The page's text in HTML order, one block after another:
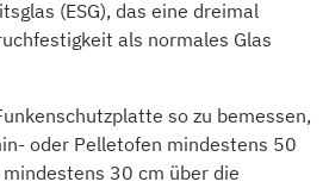
(ESG), das eine dreimal
als normales Glas
so zu bemessen,
oder Pelletofen mindestens 50
30 cm über die